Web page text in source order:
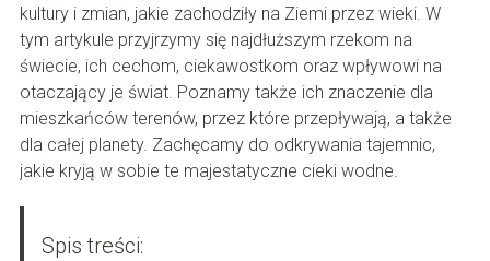
kultury i zmian, jakie zachodziły na Ziemi przez wieki. W
tym artykule przyjrzymy się najdłuższym rzekom na
świecie, ich cechom, ciekawostkom oraz wpływowi na
otaczający je świat. Poznamy także ich znaczenie dla
mieszkańców terenów, przez które przepływają, a także
dla całej planety. Zachęcamy do odkrywania tajemnic,
jakie kryją w sobie te majestatyczne cieki wodne.
Spis treści: